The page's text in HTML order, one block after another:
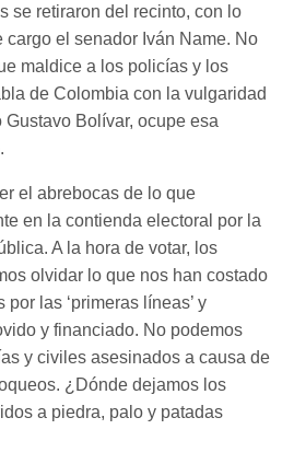
se retiraron del recinto, con lo
cargo el senador Iván Name. No
maldice a los policías y los
de Colombia con la vulgaridad
Bolívar, ocupe esa
el abrebocas de lo que
en la contienda electoral por la
A la hora de votar, los
olvidar lo que nos han costado
las ‘primeras líneas’ y
y financiado. No podemos
y civiles asesinados a causa de
¿Dónde dejamos los
a piedra, palo y patadas